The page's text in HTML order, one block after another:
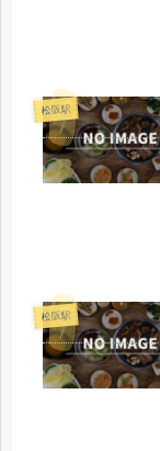
松阪駅
松阪駅